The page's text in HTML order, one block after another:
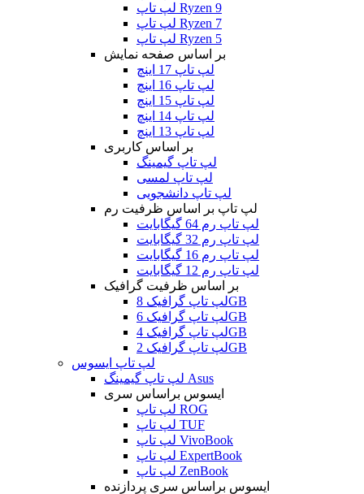
لپ تاپ Ryzen 9
لپ تاپ Ryzen 7
لپ تاپ Ryzen 5
بر اساس صفحه نمایش
لپ تاپ 17 اینچ
لپ تاپ 16 اینچ
لپ تاپ 15 اینچ
لپ تاپ 14 اینچ
لپ تاپ 13 اینچ
بر اساس کاربری
لپ تاپ گیمینگ
لپ تاپ لمسی
لپ تاپ دانشجویی
لپ تاپ بر اساس ظرفیت رم
لپ تاپ رم 64 گیگابایت
لپ تاپ رم 32 گیگابایت
لپ تاپ رم 16 گیگابایت
لپ تاپ رم 12 گیگابایت
بر اساس ظرفیت گرافیک
لپ تاپ گرافیک 8GB
لپ تاپ گرافیک 6GB
لپ تاپ گرافیک 4GB
لپ تاپ گرافیک 2GB
لپ تاپ ایسوس
لپ تاپ گیمینگ Asus
ایسوس براساس سری
لپ تاپ ROG
لپ تاپ TUF
لپ تاپ VivoBook
لپ تاپ ExpertBook
لپ تاپ ZenBook
ایسوس براساس سری پردازنده